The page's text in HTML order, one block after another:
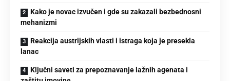
Kako je novac izvučen i gde su zakazali bezbednosni
mehanizmi
Reakcija austrijskih vlasti i istraga koja je presekla
lanac
Ključni saveti za prepoznavanje lažnih agenata i